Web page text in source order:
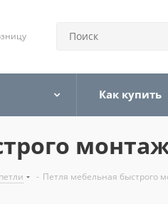
Как купить
- Петля мебельная быстрого